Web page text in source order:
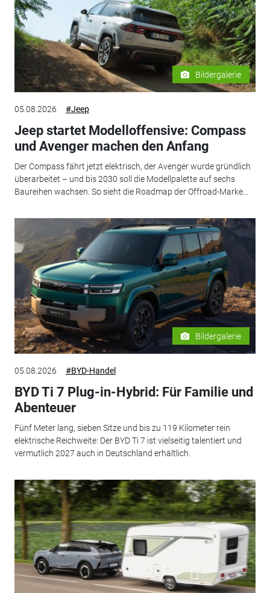
Bildergalerie
05.08.2026 #Jeep
Jeep startet Modelloffensive: Compass
und Avenger machen den Anfang
Der Compass fährt jetzt elektrisch, der Avenger wurde gründlich
überarbeitet – und bis 2030 soll die Modellpalette auf sechs
Baureihen wachsen. So sieht die Roadmap der Offroad-Marke...
Bildergalerie
05.08.2026 #BYD-Handel
BYD Ti 7 Plug-in-Hybrid: Für Familie und
Abenteuer
Fünf Meter lang, sieben Sitze und bis zu 119 Kilometer rein
elektrische Reichweite: Der BYD Ti 7 ist vielseitig talentiert und
vermutlich 2027 auch in Deutschland erhältlich.